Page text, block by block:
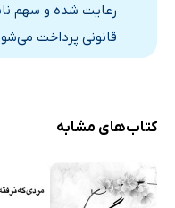
دلت جای دیگری است!
بر من روا بدار...
عاشق شاعر کنار توست
رعایت شده و سهم
قانونی پرداخت
کتاب‌های مشابه